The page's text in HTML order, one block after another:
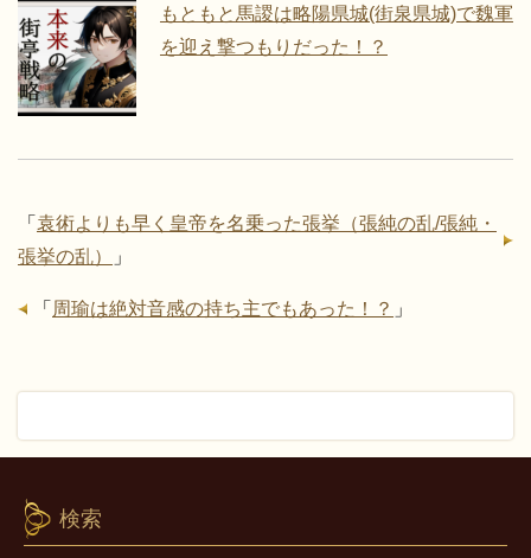
もともと馬謖は略陽県城(街泉県城)で魏軍
を迎え撃つもりだった！？
「 袁術よりも早く皇帝を名乗った張挙（張純の乱/張純・
張挙の乱）
」
「 周瑜は絶対音感の持ち主でもあった！？ 」
検索